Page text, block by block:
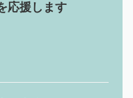
応援します